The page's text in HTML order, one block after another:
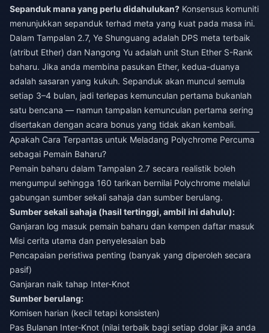
Sepanduk mana yang perlu didahulukan? Konsensus komuniti
menunjukkan sepanduk terhad meta yang kuat pada masa ini.
Dalam Tampalan 2.7, Ye Shunguang adalah DPS meta terbaik
(atribut Ether) dan Nangong Yu adalah unit Stun Ether S-Rank
baharu. Jika anda membina pasukan Ether, kedua-duanya
adalah sasaran yang kukuh. Sepanduk akan muncul semula
setiap 3–4 bulan, jadi terlepas kemunculan pertama bukanlah
satu bencana — namun tampalan kemunculan pertama sering
disertakan dengan acara bonus yang tidak akan kembali.
Apakah Cara Terpantas untuk Meladang Polychrome Percuma
sebagai Pemain Baharu?
Pemain baharu dalam Tampalan 2.7 secara realistik boleh
mengumpul sehingga 160 tarikan bernilai Polychrome melalui
gabungan sumber sekali sahaja dan sumber berulang.
Sumber sekali sahaja (hasil tertinggi, ambil ini dahulu):
Ganjaran log masuk pemain baharu dan kempen daftar masuk
Misi cerita utama dan penyelesaian bab
Pencapaian peristiwa penting (banyak yang diperoleh secara
pasif)
Ganjaran naik tahap Inter-Knot
Sumber berulang:
Komisen harian (kecil tetapi konsisten)
Pas Bulanan Inter-Knot (nilai terbaik bagi setiap dolar jika anda